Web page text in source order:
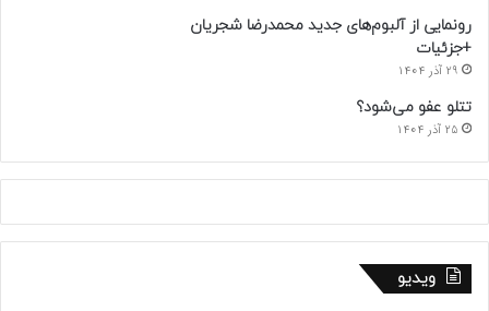
رونمایی از آلبوم‌های جدید محمدرضا شجریان
+جزئیات
29 آذر 1404
تتلو عفو می‌شود؟
25 آذر 1404
ویدیو